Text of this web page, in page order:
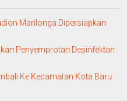
Marilonga Dipersiapkan
Penyemprotan Desinfektan
Ke Kecamatan Kota Baru